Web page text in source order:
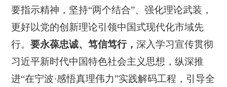
要指示精神，坚持“两个结合”、强化理论武装，
更好以党的创新理论引领中国式现代化市域先
行。要永葆忠诚、笃信笃行，深入学习宣传贯彻
习近平新时代中国特色社会主义思想，纵深推
进“在宁波·感悟真理伟力”实践解码工程，引导全